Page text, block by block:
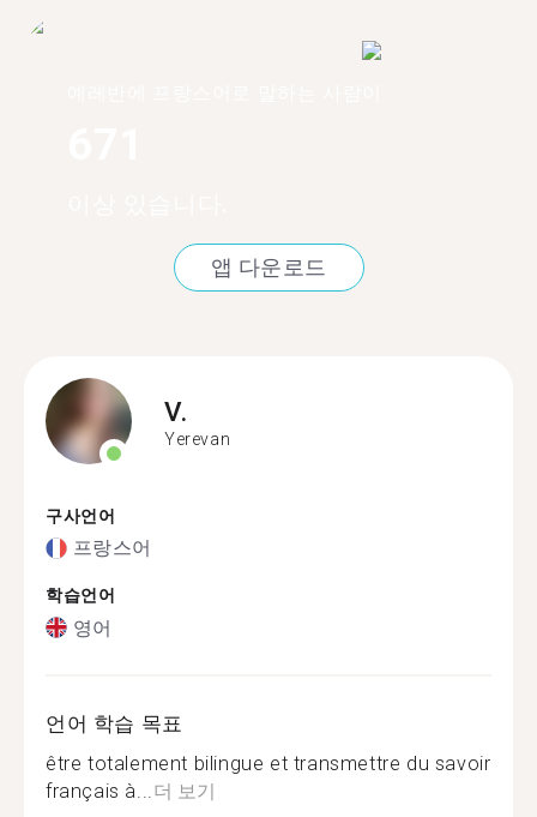
앱 다운로드
V.
Yerevan
구사언어
프랑스어
학습언어
영어
언어 학습 목표
être totalement bilingue et transmettre du savoir
français à... 더 보기